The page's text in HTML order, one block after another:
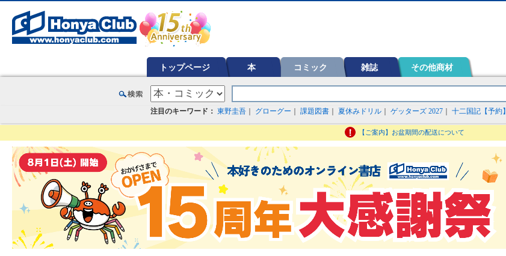
トップページ 本 コミック 雑誌 その他商材
注目のキーワード： 東野圭吾 グローグー 課題図書 夏休みドリル ゲッターズ 2027 十二国記【予約】
【ご案内】お盆期間の配送について